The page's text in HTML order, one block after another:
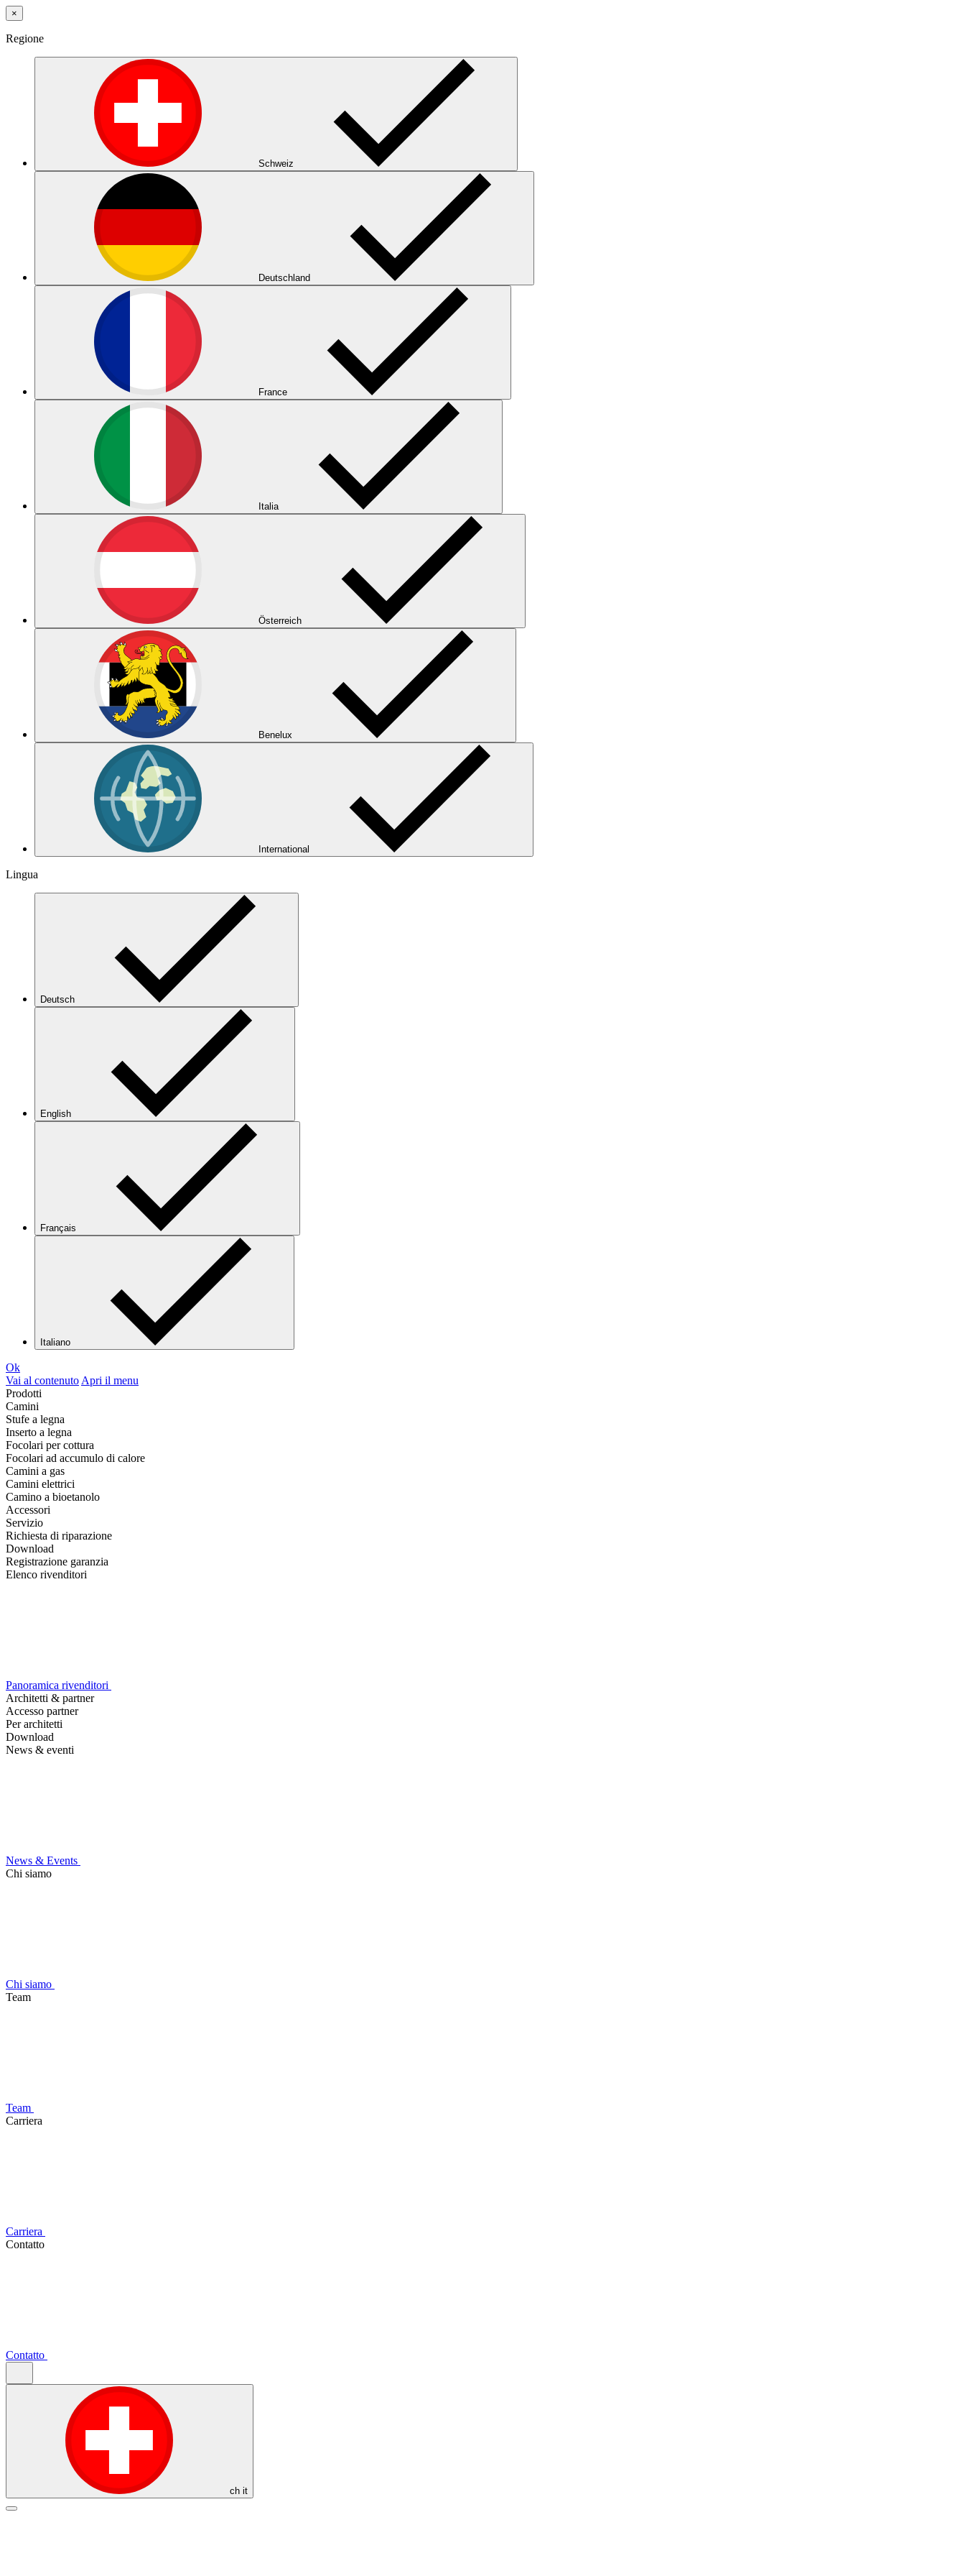
×
Regione
Schweiz
Deutschland
France
Italia
Österreich
Benelux
International
Lingua
Deutsch
English
Français
Italiano
Ok
Vai al contenuto Apri il menu
Prodotti
Camini
Stufe a legna
Inserto a legna
Focolari per cottura
Focolari ad accumulo di calore
Camini a gas
Camini elettrici
Camino a bioetanolo
Accessori
Servizio
Richiesta di riparazione
Download
Registrazione garanzia
Elenco rivenditori
Panoramica rivenditori
Architetti & partner
Accesso partner
Per architetti
Download
News & eventi
News & Events
Chi siamo
Chi siamo
Team
Team
Carriera
Carriera
Contatto
Contatto
ch it